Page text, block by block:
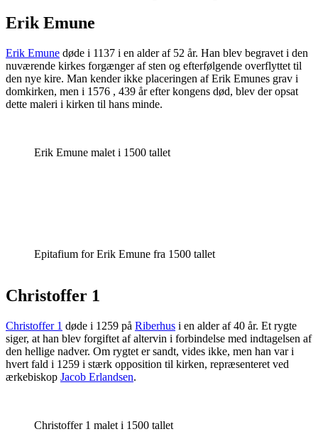
Erik Emune
Erik Emune døde i 1137 i en alder af 52 år. Han blev begravet i den
nuværende kirkes forgænger af sten og efterfølgende overflyttet til
den nye kire. Man kender ikke placeringen af Erik Emunes grav i
domkirken, men i 1576 , 439 år efter kongens død, blev der opsat
dette maleri i kirken til hans minde.
Erik Emune malet i 1500 tallet
Epitafium for Erik Emune fra 1500 tallet
Christoffer 1
Christoffer 1 døde i 1259 på Riberhus i en alder af 40 år. Et rygte
siger, at han blev forgiftet af altervin i forbindelse med indtagelsen af
den hellige nadver. Om rygtet er sandt, vides ikke, men han var i
hvert fald i 1259 i stærk opposition til kirken, repræsenteret ved
ærkebiskop Jacob Erlandsen.
Christoffer 1 malet i 1500 tallet